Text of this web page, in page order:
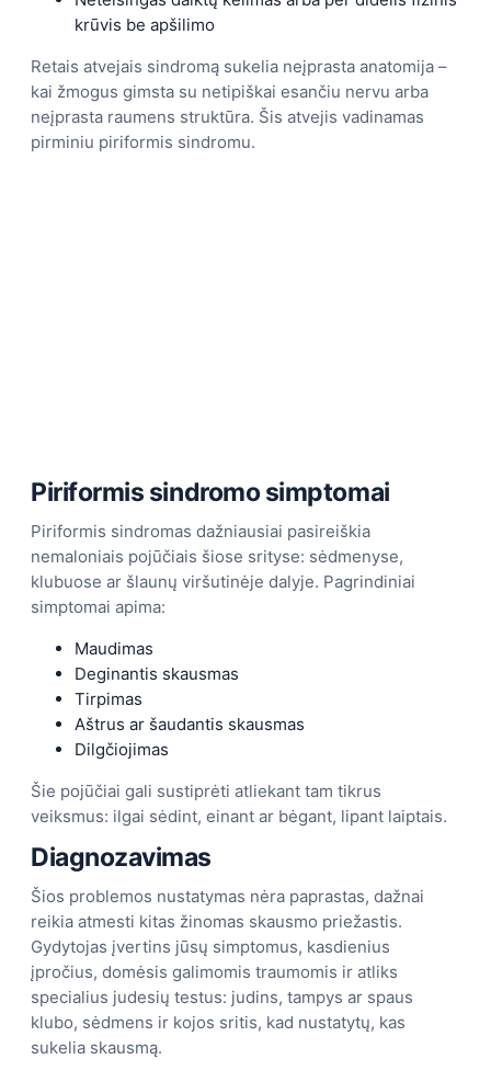
krūvis be apšilimo
Retais atvejais sindromą sukelia neįprasta anatomija –
kai žmogus gimsta su netipiškai esančiu nervu arba
neįprasta raumens struktūra. Šis atvejis vadinamas
pirminiu piriformis sindromu.
Piriformis sindromo simptomai
Piriformis sindromas dažniausiai pasireiškia
nemaloniais pojūčiais šiose srityse: sėdmenyse,
klubuose ar šlaunų viršutinėje dalyje. Pagrindiniai
simptomai apima:
Maudimas
Deginantis skausmas
Tirpimas
Aštrus ar šaudantis skausmas
Dilgčiojimas
Šie pojūčiai gali sustiprėti atliekant tam tikrus
veiksmus: ilgai sėdint, einant ar bėgant, lipant laiptais.
Diagnozavimas
Šios problemos nustatymas nėra paprastas, dažnai
reikia atmesti kitas žinomas skausmo priežastis.
Gydytojas įvertins jūsų simptomus, kasdienius
įpročius, domėsis galimomis traumomis ir atliks
specialius judesių testus: judins, tampys ar spaus
klubo, sėdmens ir kojos sritis, kad nustatytų, kas
sukelia skausmą.